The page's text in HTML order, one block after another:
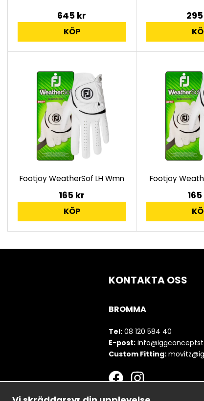
645 kr
KÖP
Footjoy WeatherSof LH Wmn
165 kr
KÖP
Footjoy
KONTAKTA OSS
BROMMA
Tel: 08 120 584 40
E-post:
Custom Fitting: